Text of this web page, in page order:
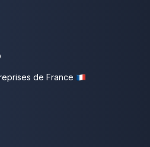
de France